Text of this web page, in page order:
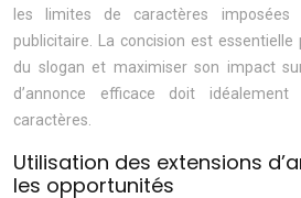
les limites de caractères imposées
publicitaire. La concision est
du slogan et maximiser son impact
d’annonce efficace doit
caractères.
Utilisation des extensions
les opportunités